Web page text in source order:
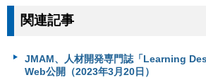
関連記事
JMAM、人材開発専門誌「Learning
Web公開（2023年3月20日）